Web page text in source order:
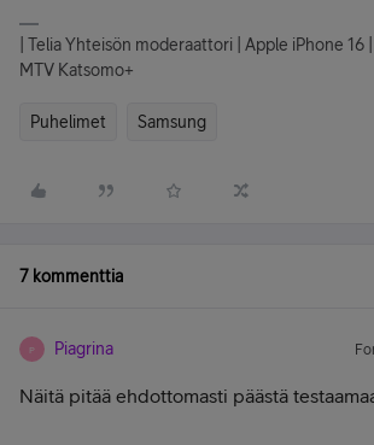
| Telia Yhteisön moderaattori | Apple iPhone 16 |
MTV Katsomo+
Puhelimet Samsung
7 kommenttia
P Piagrina
Näitä pitää ehdottomasti päästä